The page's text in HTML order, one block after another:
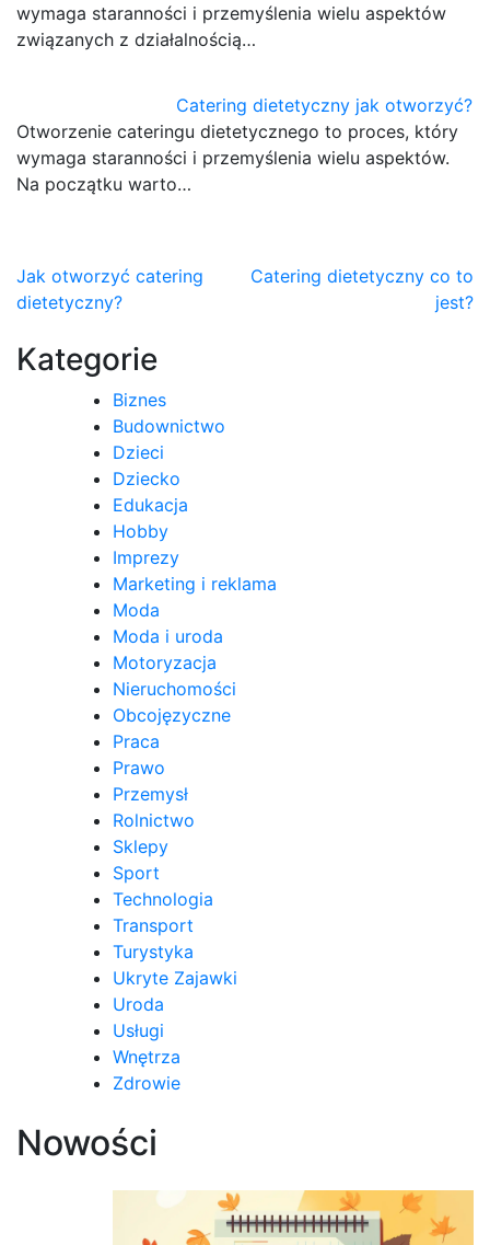
wymaga staranności i przemyślenia wielu aspektów
związanych z działalnością…
Catering dietetyczny jak otworzyć?
Otworzenie cateringu dietetycznego to proces, który
wymaga staranności i przemyślenia wielu aspektów.
Na początku warto…
Nawigacja
wpisu
Jak otworzyć catering
dietetyczny?
Catering dietetyczny co to
jest?
Kategorie
Biznes
Budownictwo
Dzieci
Dziecko
Edukacja
Hobby
Imprezy
Marketing i reklama
Moda
Moda i uroda
Motoryzacja
Nieruchomości
Obcojęzyczne
Praca
Prawo
Przemysł
Rolnictwo
Sklepy
Sport
Technologia
Transport
Turystyka
Ukryte Zajawki
Uroda
Usługi
Wnętrza
Zdrowie
Nowości